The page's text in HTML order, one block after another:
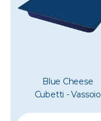
Blue Cheese
Cubetti - Vassoio